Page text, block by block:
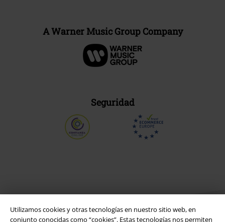
Utilizamos cookies y otras tecnologías en nuestro sitio web, en
conjunto conocidas como “cookies”. Estas tecnologías nos permiten
A Warner Music Group Company
Seguridad